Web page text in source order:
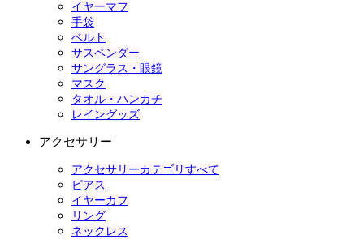
イヤーマフ
手袋
ベルト
サスペンダー
サングラス・眼鏡
マスク
タオル・ハンカチ
レイングッズ
アクセサリー
アクセサリーカテゴリすべて
ピアス
イヤーカフ
リング
ネックレス